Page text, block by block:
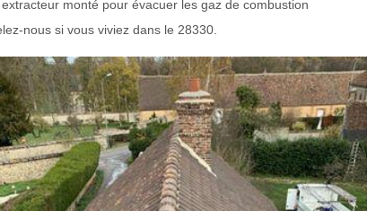
monté pour évacuer les gaz de combustion
nous si vous viviez dans le 28330.